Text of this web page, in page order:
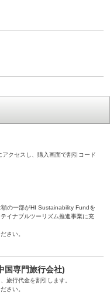
クセスし、購入画面で割引コード
の一部がHI Sustainability Fundを
イナブルツーリズム推進事業に充
さい。
国専門旅行会社)
旅行代金を割引します。
さい。